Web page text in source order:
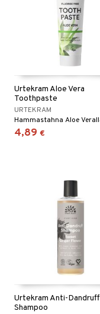
Urtekram Aloe Vera
Toothpaste
URTEKRAM
4,89 €
Urtekram Anti-Dandruff
Shampoo